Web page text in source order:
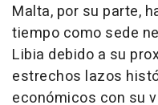
Malta, por su parte,
tiempo como sede
Libia debido a su
estrechos lazos
económicos con su